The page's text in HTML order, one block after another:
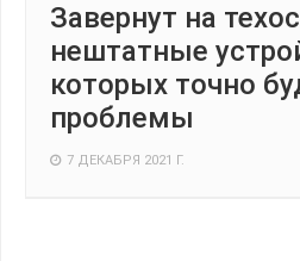
Завернут на
нештатные
которых точно
проблемы
7 ДЕКАБРЯ 2021 Г.